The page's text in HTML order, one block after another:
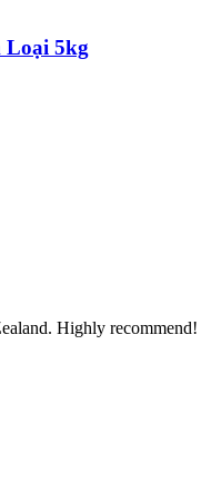
Loại 5kg
Highly recommend!